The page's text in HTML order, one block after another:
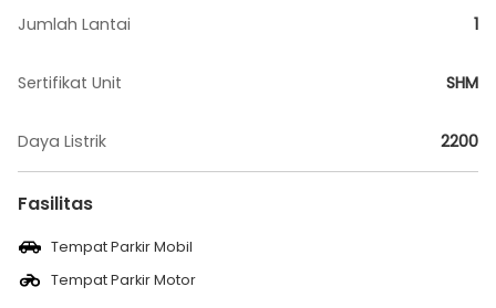
Jumlah Lantai 1
Sertifikat Unit SHM
Daya Listrik 2200
Fasilitas
Tempat Parkir Mobil
Tempat Parkir Motor